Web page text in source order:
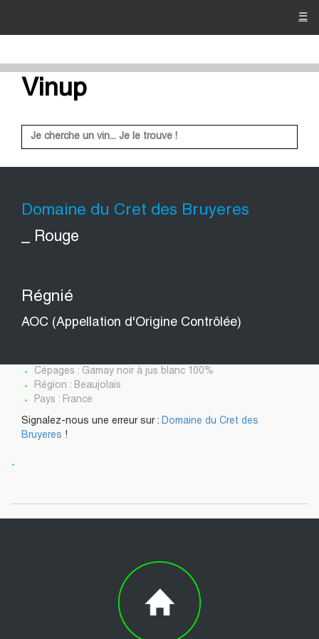
☰
Vinup
Domaine du Cret des Bruyeres
_ Rouge
Régnié
AOC (Appellation d'Origine Contrôlée)
Cépages : Gamay noir à jus blanc 100%
Région : Beaujolais
Pays : France
Signalez-nous une erreur sur : Domaine du Cret des
Bruyeres !